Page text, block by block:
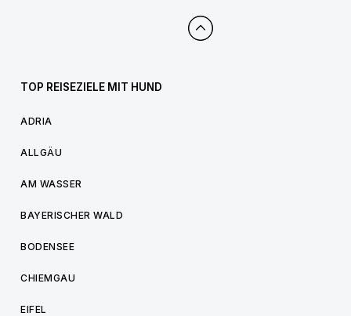
TOP REISEZIELE MIT HUND
ADRIA
ALLGÄU
AM WASSER
BAYERISCHER WALD
BODENSEE
CHIEMGAU
EIFEL